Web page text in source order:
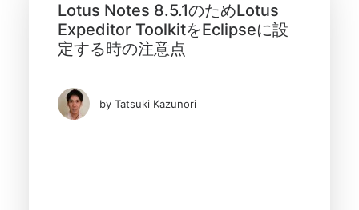
Lotus Notes 8.5.1のためLotus
Expeditor ToolkitをEclipseに設
定する時の注意点
by Tatsuki Kazunori